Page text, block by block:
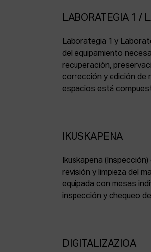
LABORATEGIA 1 /
Laborategia 1 y
del equipamiento
recuperación,
corrección y edición de
espacios está
copiadora de contacto
para etalonaje de copias
IKUSKAPENA
Ikuskapena
revisión y limpieza del
equipada con mesas
inspección y chequeo
sincronizadoras de
humidificadora y campana
DIGITALIZAZIOA